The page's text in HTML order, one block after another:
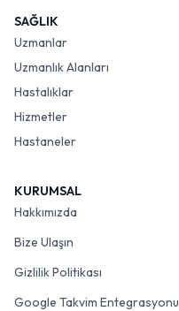
SAĞLIK
Uzmanlar
Uzmanlık Alanları
Hastalıklar
Hizmetler
Hastaneler
KURUMSAL
Hakkımızda
Bize Ulaşın
Gizlilik Politikası
Google Takvim Entegrasyonu